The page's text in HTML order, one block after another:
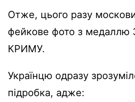
Отже, цього разу
фейкове фото з
КРИМУ.
Українцю одразу
підробка, адже: